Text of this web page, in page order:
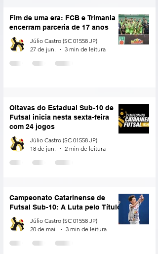
Fim de uma era: FCB e Trimania
encerram parceria de 17 anos
Júlio Castro (SC 01558 JP)
27 de jun.
3 min de leitura
Oitavas do Estadual Sub-10 de
Futsal inicia nesta sexta-feira
com 24 jogos
Júlio Castro (SC 01558 JP)
18 de jun.
2 min de leitura
Campeonato Catarinense de
Futsal Sub-10: A Luta pelo Título
Júlio Castro (SC 01558 JP)
20 de mai.
3 min de leitura